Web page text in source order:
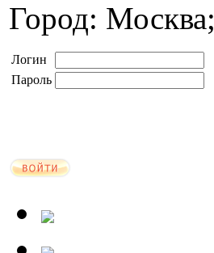
Город: Москва;
Логин
Пароль